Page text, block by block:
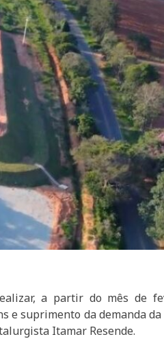
a partir do mês de
e suprimento da demanda
Itamar Resende.